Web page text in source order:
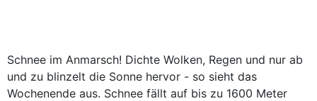
Schnee im Anmarsch! Dichte Wolken, Regen und nur ab
und zu blinzelt die Sonne hervor - so sieht das
Wochenende aus. Schnee fällt auf bis zu 1600 Meter